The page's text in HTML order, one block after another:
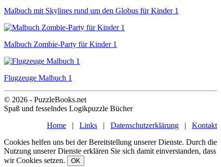
Malbuch mit Skylines rund um den Globus für Kinder 1
Malbuch Zombie-Party für Kinder 1
Flugzeuge Malbuch 1
© 2026 - PuzzleBooks.net
Spaß und fesselndes Logikpuzzle Bücher
Home | Links | Datenschutzerklärung | Kontakt
Cookies helfen uns bei der Bereitstellung unserer Dienste. Durch die
Nutzung unserer Dienste erklären Sie sich damit einverstanden, dass
wir Cookies setzen.
OK